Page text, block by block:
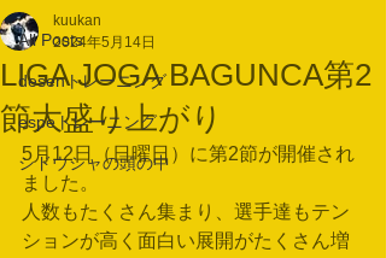
All Posts
desenトレーニング
espeトレーニング
シドウシャの頭の中
LIGA JOGA BAGUNCA第2
節大盛り上がり
kuukan
2024年5月14日
5月12日（日曜日）に第2節が開催され
ました。
人数もたくさん集まり、選手達もテン
ションが高く面白い展開がたくさん増